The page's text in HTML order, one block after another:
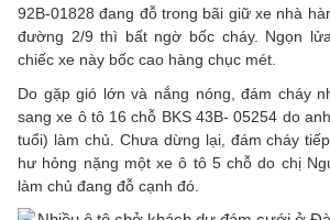
92B-01828 đang đỗ trong bãi giữ xe nhà
đường 2/9 thì bất ngờ bốc cháy. Ngọn
chiếc xe này bốc cao hàng chục mét.
Do gặp gió lớn và nắng nóng, đám cháy
sang xe ô tô 16 chỗ BKS 43B- 05254 do
tuổi) làm chủ. Chưa dừng lại, đám cháy
hư hỏng nặng một xe ô tô 5 chỗ do chị
làm chủ đang đỗ cạnh đó.